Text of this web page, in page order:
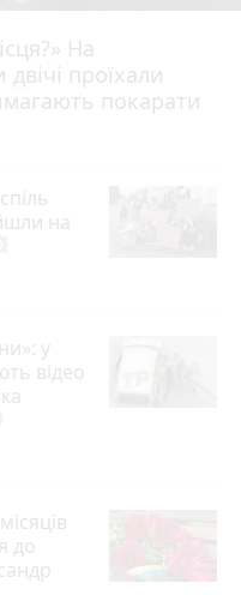
На
проїхали
покарати
на
у
відео
до